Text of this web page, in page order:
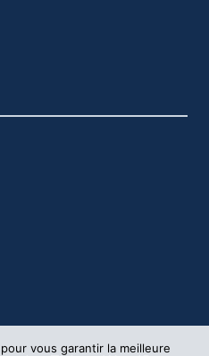
vous garantir la meilleure